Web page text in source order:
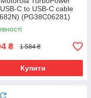
C to USB-C cable
(PG38C06281)
₴ 1 584 ₴
Купити